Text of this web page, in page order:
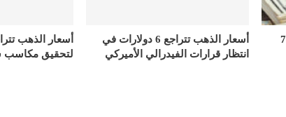
الدولار يتراجع لأدنى مستوى في 7
أسعار الذهب تتراجع 6 دولارات في
انتظار قرارات الفيدرالي الأميركي
أسعار الذهب
لتحقيق مكاسب